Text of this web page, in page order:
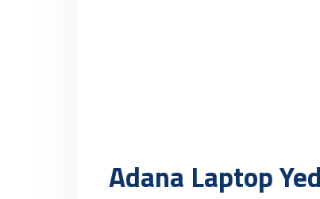
Adana Laptop